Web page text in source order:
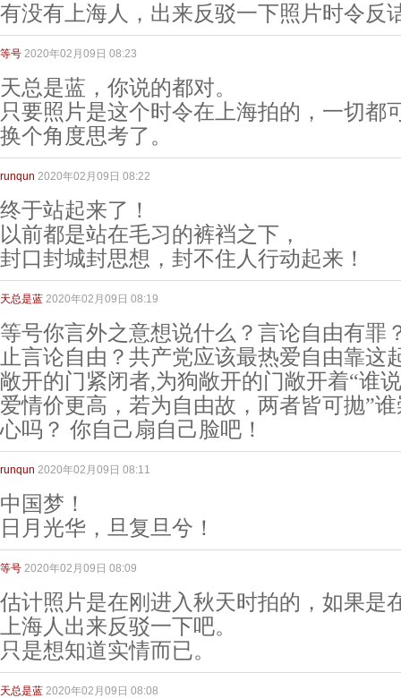
有没有上海人，出来反驳一下照片时令反
等号 2020年02月09日 08:23
天总是蓝，你说的都对。
只要照片是这个时令在上海拍的，一切都
换个角度思考了。
runqun 2020年02月09日 08:22
终于站起来了！
以前都是站在毛习的裤裆之下，
封口封城封思想，封不住人行动起来！
天总是蓝 2020年02月09日 08:19
等号你言外之意想说什么？言论自由有罪
止言论自由？共产党应该最热爱自由靠这
敞开的门紧闭者,为狗敞开的门敞开着“谁
爱情价更高，若为自由故，两者皆可抛”
心吗？ 你自己扇自己脸吧！
runqun 2020年02月09日 08:11
中国梦！
日月光华，旦复旦兮！
等号 2020年02月09日 08:09
估计照片是在刚进入秋天时拍的，如果是
上海人出来反驳一下吧。
只是想知道实情而已。
天总是蓝 2020年02月09日 08:08